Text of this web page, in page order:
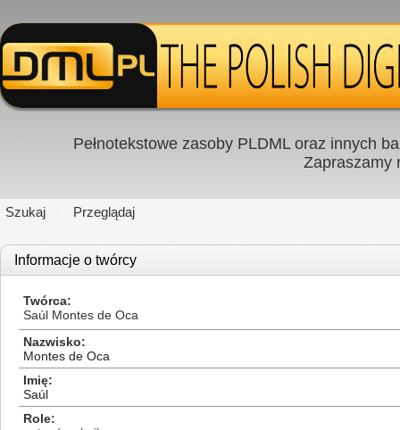
Pełnotekstowe zasoby PLDML oraz innych
Zapraszamy
Szukaj Przeglądaj
Informacje o twórcy
Twórca
Saúl Montes de Oca
Nazwisko
Montes de Oca
Imię
Saúl
Role